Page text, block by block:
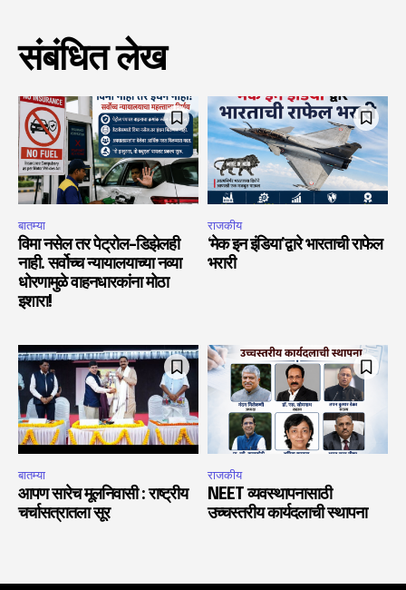
संबंधित लेख
बातम्या
विमा नसेल तर पेट्रोल-डिझेलही
नाही. सर्वोच्च न्यायालयाच्या नव्या
धोरणामुळे वाहनधारकांना मोठा
इशारा!
राजकीय
‘मेक इन इंडिया’द्वारे भारताची राफेल
भरारी
बातम्या
आपण सारेच मूलनिवासी : राष्ट्रीय
चर्चासत्रातला सूर
राजकीय
NEET व्यवस्थापनासाठी
उच्चस्तरीय कार्यदलाची स्थापना